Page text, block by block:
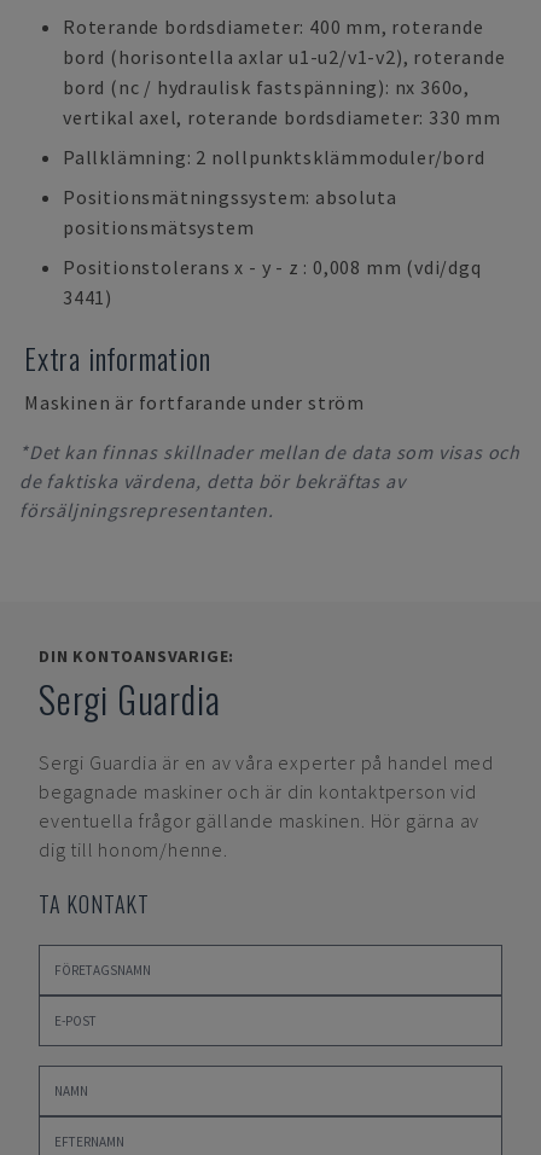
Roterande bordsdiameter: 400 mm, roterande
bord (horisontella axlar u1-u2/v1-v2), roterande
bord (nc / hydraulisk fastspänning): nx 360o,
vertikal axel, roterande bordsdiameter: 330 mm
Pallklämning: 2 nollpunktsklämmoduler/bord
Positionsmätningssystem: absoluta
positionsmätsystem
Positionstolerans x - y - z : 0,008 mm (vdi/dgq
3441)
Extra information
Maskinen är fortfarande under ström
*Det kan finnas skillnader mellan de data som visas och
de faktiska värdena, detta bör bekräftas av
försäljningsrepresentanten.
DIN KONTOANSVARIGE:
Sergi Guardia
Sergi Guardia är en av våra experter på handel med
begagnade maskiner och är din kontaktperson vid
eventuella frågor gällande maskinen. Hör gärna av
dig till honom/henne.
TA KONTAKT